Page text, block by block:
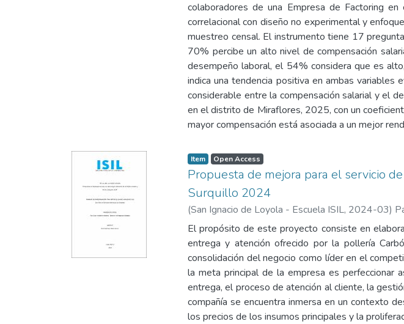
colaboradores de una Empresa de Factoring
correlacional con diseño no experimental y
muestreo censal. El instrumento tiene 17
70% percibe un alto nivel de compensación
desempeño laboral, el 54% considera que es
indica una tendencia positiva en ambas variables
considerable entre la compensación salarial y el
en el distrito de Miraflores, 2025, con un
mayor compensación está asociada a un mejor
Item type:
Item, Access status:
Open Access
Propuesta de mejora para el servicio
Surquillo 2024
(San Ignacio de Loyola - Escuela ISIL, 2024-03)
El propósito de este proyecto consiste en
entrega y atención ofrecido por la pollería
consolidación del negocio como líder en el
la meta principal de la empresa es
entrega, el proceso de atención al cliente, la
compañía se encuentra inmersa en un contexto
los precios de los insumos principales y la